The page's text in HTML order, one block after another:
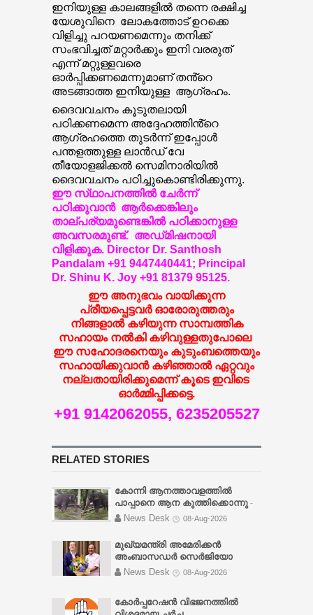
ഇനിയുള്ള കാലങ്ങളിൽ തന്നെ രക്ഷിച്ച
യേശുവിനെ ലോകത്തോട് ഉറക്കെ
വിളിച്ചു പറയണമെന്നും തനിക്ക്
സംഭവിച്ചത് മറ്റാർക്കും ഇനി വരരുത്
എന്ന് മറ്റുള്ളവരെ
ഓർപ്പിക്കണമെന്നുമാണ് തൻ്റെ
അടങ്ങാത്ത ഇനിയുള്ള ആഗ്രഹം.
ദൈവവചനം കൂടുതലായി
പഠിക്കണമെന്ന അദ്ദേഹത്തിൻ്റെ
ആഗ്രഹത്തെ തുടർന്ന് ഇപ്പോൾ
പന്തളത്തുള്ള ലാൻഡ് വേ
തീയോളജിക്കൽ സെമിനാരിയിൽ
ദൈവവചനം പഠിച്ചുകൊണ്ടിരിക്കുന്നു.
ഈ സ്‌ഥാപനത്തിൽ ചേർന്ന്
പഠിക്കുവാൻ ആർക്കെങ്കിലും
താല്പര്യമുണ്ടെങ്കിൽ പഠിക്കാനുള്ള
അവസരമുണ്ട്. അഡ്‌മിഷനായി
വിളിക്കുക. Director Dr. Santhosh
Pandalam +91 9447440441; Principal
Dr. Shinu K. Joy +91 81379 95125.
ഈ അനുഭവം വായിക്കുന്ന
പ്രീയപ്പെട്ടവർ ഓരോരുത്തരും
നിങ്ങളാൽ കഴിയുന്ന സാമ്പത്തിക
സഹായം നൽകി കഴിവുള്ളതുപോലെ
ഈ സഹോദരനെയും കുടുംബത്തെയും
സഹായിക്കുവാൻ കഴിഞ്ഞാൽ ഏറ്റവും
നല്ലതായിരിക്കുമെന്ന് കൂടെ ഇവിടെ
ഓർമ്മിപ്പിക്കട്ടെ.
+91 9142062055, 6235205527
RELATED STORIES
കോന്നി ആനത്താവളത്തില്‍
പാപ്പാനെ ആന കുത്തിക്കൊന്നു -
ആന തുമ്പിക്കൈ കൊണ്ട് പാപ്പാനെ
ആക്രമണത്തില്‍ പാപ്പന്റെ തലയ്ക്ക്
അടിയേറ്റ് നിലത്ത്
വീഴുകയായിരുന്നു. സംഭവം
നടന്നയുടനെ അദ്ദേഹത്തെ കോന്നി
എത്തിച്ചെങ്കിലും ജീവന്‍
News Desk 08-Aug-2026
മുഖ്യമന്ത്രി അമേരിക്കൻ
അംബാസഡർ സെർജിയോ
ഗോറുമായി കൊച്ചിയിൽ
തുറമുഖ-അധിഷ്ഠിത വികസനം
News Desk 08-Aug-2026
കോർപ്പറേഷൻ വിഭജനത്തിൽ